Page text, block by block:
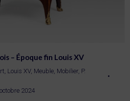
– Époque fin Louis XV
, Louis XV, Meuble, Mobilier, P.
2024